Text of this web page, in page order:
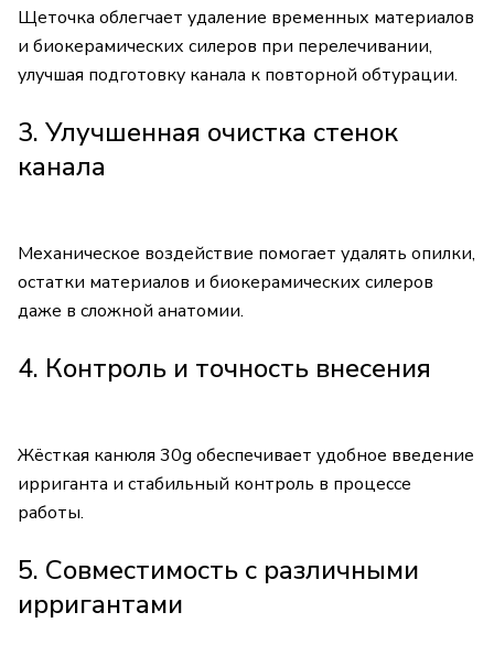
Щеточка облегчает удаление временных материалов
и биокерамических силеров при перелечивании,
улучшая подготовку канала к повторной обтурации.
3. Улучшенная очистка стенок
канала
Механическое воздействие помогает удалять опилки,
остатки материалов и биокерамических силеров
даже в сложной анатомии.
4. Контроль и точность внесения
Жёсткая канюля 30g обеспечивает удобное введение
ирриганта и стабильный контроль в процессе
работы.
5. Совместимость с различными
ирригантами